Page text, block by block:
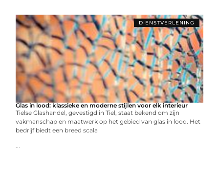
DIENSTVERLENING
Glas in lood: klassieke en moderne stijlen voor elk interieur
Tielse Glashandel, gevestigd in Tiel, staat bekend om zijn
vakmanschap en maatwerk op het gebied van glas in lood. Het
bedrijf biedt een breed scala
...